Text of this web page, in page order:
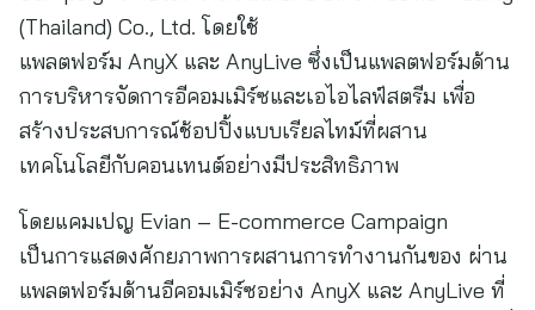
(Thailand) Co., Ltd. โดยใช้
แพลตฟอร์ม AnyX และ AnyLive ซึ่งเป็นแพลตฟอร์มด้าน
การบริหารจัดการอีคอมเมิร์ซและเอไอไลฟ์สตรีม เพื่อ
สร้างประสบการณ์ช้อปปิ้งแบบเรียลไทม์ที่ผสาน
เทคโนโลยีกับคอนเทนต์อย่างมีประสิทธิภาพ
โดยแคมเปญ Evian – E-commerce Campaign
เป็นการแสดงศักยภาพการผสานการทำงานกันของ ผ่าน
แพลตฟอร์มด้านอีคอมเมิร์ซอย่าง AnyX และ AnyLive ที่